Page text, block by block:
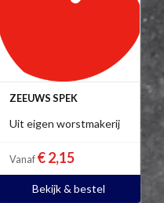
ZEEUWS SPEK
Uit eigen worstmakerij
Vanaf € 2,15
Bekijk & bestel